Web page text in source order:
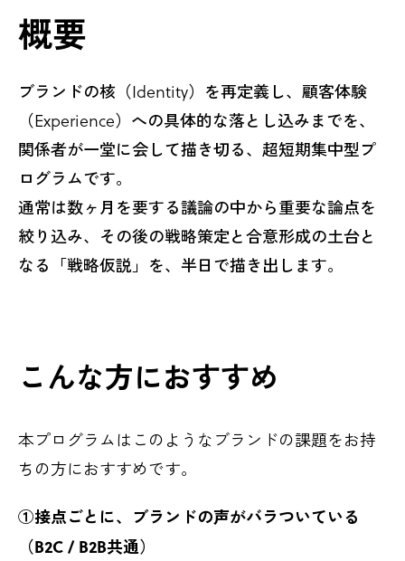
概要
ブランドの​核​（Identity）を​再定義し、​顧客体験​
（Experience）​への​具体的な​落とし込みまでを、
関係者が​一堂に​会して​描き切る、​超短期集中型プ
ログラムです。
​通常は数ヶ月を要する議論の中から重要な論点を
絞り込み、その後の戦略策定と合意形成の土台と
なる「戦略仮説」を、半日で描き出します。
こんな方におすすめ
本プログラムはこのようなブランドの課題をお持
ちの方におすすめです。
①接点ごとに、ブランドの声がバラついている​
（B2C / B2B共通）